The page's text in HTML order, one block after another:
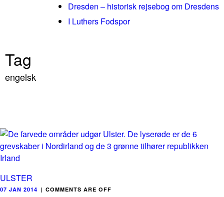
Dresden – historisk rejsebog om Dresdens
I Luthers Fodspor
Tag
engelsk
ULSTER
07 JAN 2014 | COMMENTS ARE OFF